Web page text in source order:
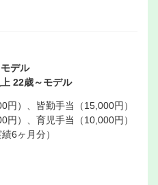
デル
22歳～モデル
）、皆勤手当（15,000円）
円）、育児手当（10,000円）
6ヶ月分）